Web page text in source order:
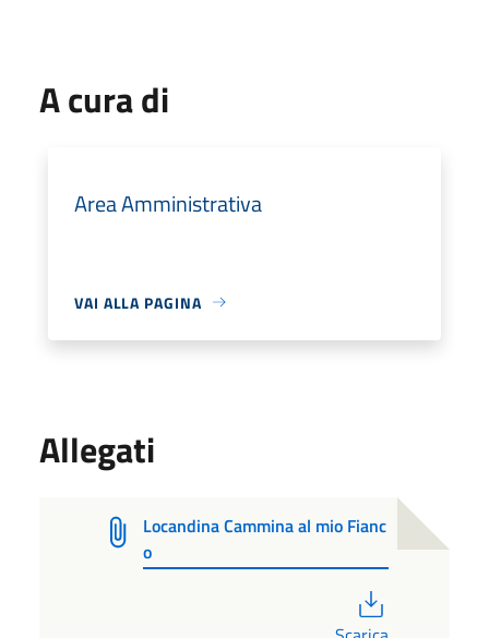
A cura di
Area Amministrativa
VAI ALLA PAGINA
Allegati
Locandina Cammina al mio Fianc
o